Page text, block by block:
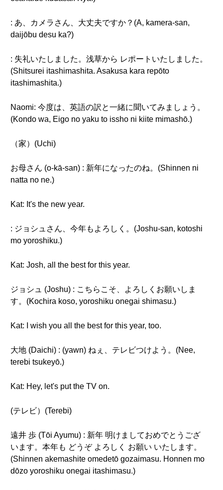
: あ、カメラさん、大丈夫ですか？(A, kamera-san,
daijōbu desu ka?)
: 失礼いたしました。浅草から レポートいたしました。
(Shitsurei itashimashita. Asakusa kara repōto
itashimashita.)
Naomi: 今度は、英語の訳と一緒に聞いてみましょう。
(Kondo wa, Eigo no yaku to issho ni kiite mimashō.)
（家）(Uchi)
お母さん (o-kā-san) : 新年になったのね。(Shinnen ni
natta no ne.)
Kat: It's the new year.
: ジョシュさん、今年もよろしく。(Joshu-san, kotoshi
mo yoroshiku.)
Kat: Josh, all the best for this year.
ジョシュ (Joshu) : こちらこそ、よろしくお願いしま
す。(Kochira koso, yoroshiku onegai shimasu.)
Kat: I wish you all the best for this year, too.
大地 (Daichi) : (yawn) ねぇ、テレビつけよう。(Nee,
terebi tsukeyō.)
Kat: Hey, let's put the TV on.
(テレビ）(Terebi)
遠井 歩 (Tōi Ayumu) : 新年 明けましておめでとうござ
います。本年も どうぞ よろしく お願い いたします。
(Shinnen akemashite omedetō gozaimasu. Honnen mo
dōzo yoroshiku onegai itashimasu.)